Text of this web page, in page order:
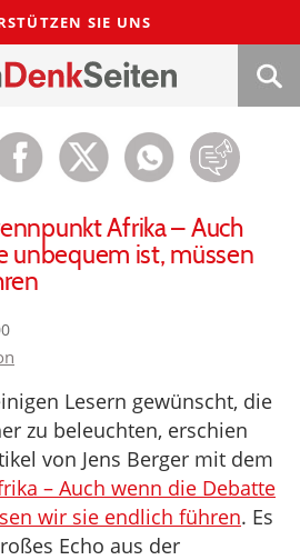
SIE UNS
Afrika – Auch
unbequem ist, müssen
Lesern gewünscht, die
zu beleuchten, erschien
von Jens Berger mit dem
– Auch wenn die Debatte
wir sie endlich führen. Es
Echo aus der